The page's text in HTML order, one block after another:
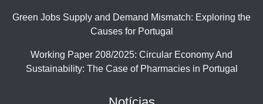
Green Jobs Supply and Demand Mismatch: Exploring the
Causes for Portugal
Working Paper 208/2025: Circular Economy And
Sustainability: The Case of Pharmacies in Portugal